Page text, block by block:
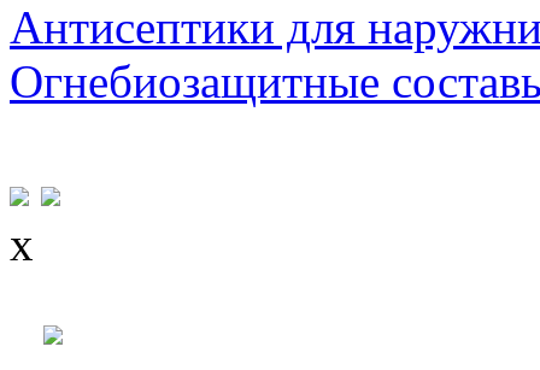
Антисептики для
Огнебиозащитные
x